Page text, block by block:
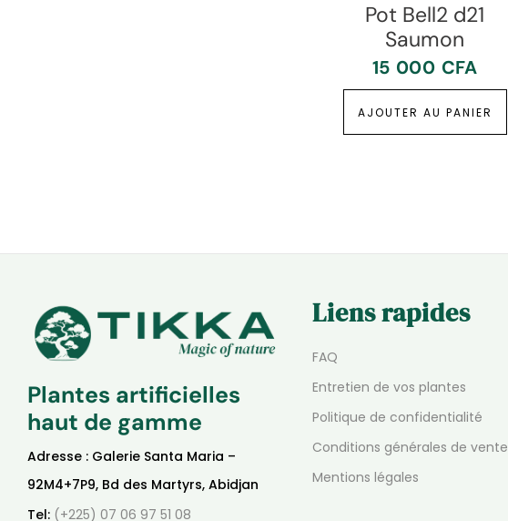
Pot Bell2 d21
Saumon
15 000 CFA
AJOUTER AU PANIER
Plantes artificielles
haut de gamme
Adresse : Galerie Santa Maria –
92M4+7P9, Bd des Martyrs, Abidjan
Tel: (+225) 07 06 97 51 08
Liens rapides
FAQ
Entretien de vos plantes
Politique de confidentialité
Conditions générales de vente
Mentions légales